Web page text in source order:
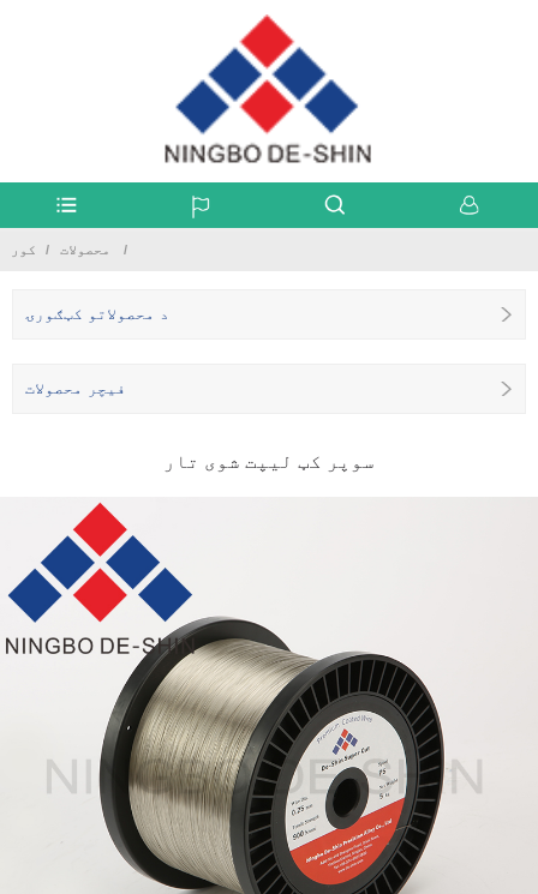
کور محصولات
د محصولاتو کټګورۍ
فیچر محصولات
سوپر کټ لیپت شوی تار